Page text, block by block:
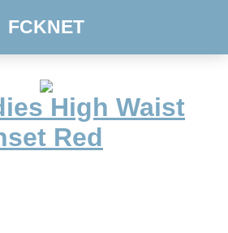
FCKNET
High Waist
Red